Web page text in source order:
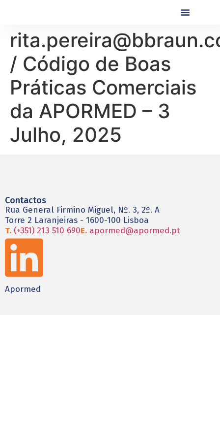
/ Código de Boas
Práticas Comerciais
da APORMED – 3
Julho, 2025
Contactos
Rua General Firmino Miguel, Nº. 3, 2º. A
Torre 2 Laranjeiras - 1600-100 Lisboa
T. (+351) 213 510 690E. apormed@apormed.pt
Apormed